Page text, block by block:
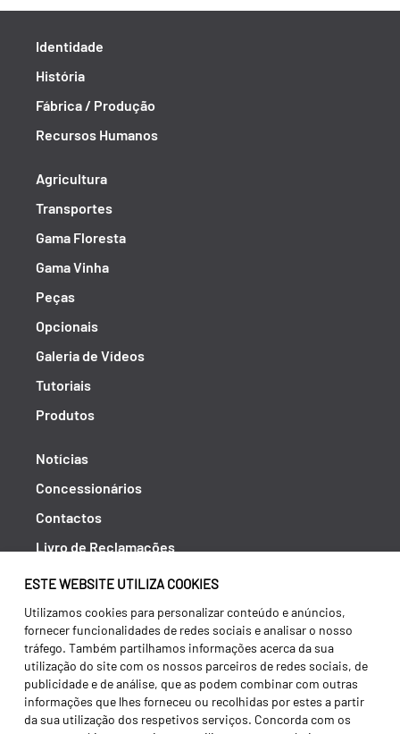
ESTE WEBSITE UTILIZA COOKIES
Utilizamos cookies para personalizar conteúdo e anúncios,
fornecer funcionalidades de redes sociais e analisar o nosso
tráfego. Também partilhamos informações acerca da sua
utilização do site com os nossos parceiros de redes sociais, de
publicidade e de análise, que as podem combinar com outras
informações que lhes forneceu ou recolhidas por estes a partir
da sua utilização dos respetivos serviços. Concorda com os
Identidade
História
Fábrica / Produção
Recursos Humanos
Agricultura
Transportes
Gama Floresta
Gama Vinha
Peças
Opcionais
Galeria de Vídeos
Tutoriais
Produtos
Notícias
Concessionários
Contactos
Livro de Reclamações
Política de Privacidade
Canal de Denúncias (RGPC)
Termos e condições